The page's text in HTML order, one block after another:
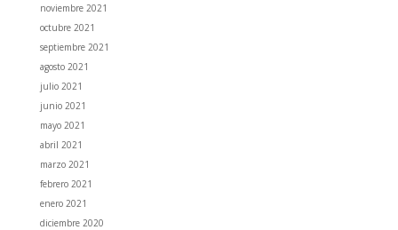
noviembre 2021
octubre 2021
septiembre 2021
agosto 2021
julio 2021
junio 2021
mayo 2021
abril 2021
marzo 2021
febrero 2021
enero 2021
diciembre 2020